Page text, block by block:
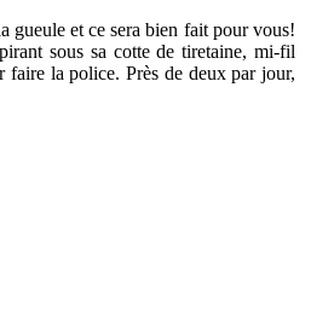
gueule et ce sera bien fait pour vous!
sous sa cotte de tiretaine, mi‑fil
faire la police.Près de deux par jour,